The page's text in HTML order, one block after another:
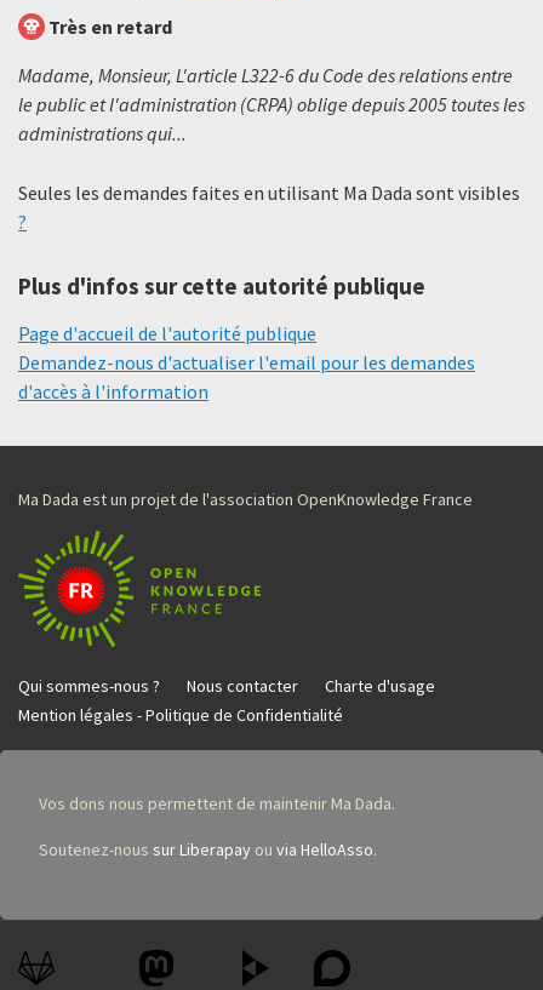
Très en retard
Madame, Monsieur, L'article L322-6 du Code des relations entre
le public et l'administration (CRPA) oblige depuis 2005 toutes les
administrations qui...
Seules les demandes faites en utilisant Ma Dada sont visibles
?
Plus d'infos sur cette autorité publique
Page d'accueil de l'autorité publique
Demandez-nous d'actualiser l'email pour les demandes
d'accès à l'information
Ma Dada est un projet de l'association OpenKnowledge France
Qui sommes-nous ? Nous contacter
Charte d'usage
Mention légales - Politique de Confidentialité
Vos dons nous permettent de maintenir Ma Dada.
Soutenez-nous sur Liberapay ou via HelloAsso.